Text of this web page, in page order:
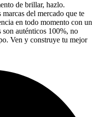
de brillar, hazlo.
del mercado que te
en todo momento con un
auténticos 100%, no
Ven y construye tu mejor